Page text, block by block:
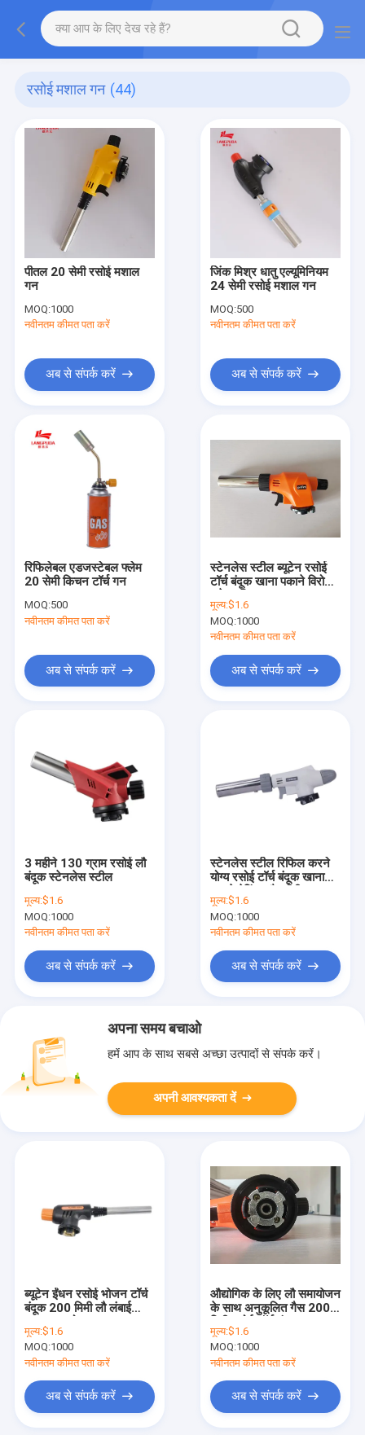
रसोई मशाल गन (44)
पीतल 20 सेमी रसोई मशाल
गन
MOQ:1000
नवीनतम कीमत पता करें
अब से संपर्क करें
जिंक मिश्र धातु एल्यूमिनियम
24 सेमी रसोई मशाल गन
MOQ:500
नवीनतम कीमत पता करें
अब से संपर्क करें
रिफिलेबल एडजस्टेबल फ्लेम
20 सेमी किचन टॉर्च गन
MOQ:500
नवीनतम कीमत पता करें
अब से संपर्क करें
स्टेनलेस स्टील ब्यूटेन रसोई
टॉर्च बंदूक खाना पकाने विरोधी
मूल्य:$1.6
MOQ:1000
नवीनतम कीमत पता करें
अब से संपर्क करें
3 महीने 130 ग्राम रसोई लौ
बंदूक स्टेनलेस स्टील
मूल्य:$1.6
MOQ:1000
नवीनतम कीमत पता करें
अब से संपर्क करें
स्टेनलेस स्टील रिफिल करने
योग्य रसोई टॉर्च बंदूक खाना
मूल्य:$1.6
MOQ:1000
नवीनतम कीमत पता करें
अब से संपर्क करें
अपना समय बचाओ
हमें आप के साथ सबसे अच्छा उत्पादों से संपर्क करें।
अपनी आवश्यकता दें
ब्यूटेन ईंधन रसोई भोजन टॉर्च
बंदूक 200 मिमी लौ लंबाई
मूल्य:$1.6
MOQ:1000
नवीनतम कीमत पता करें
अब से संपर्क करें
औद्योगिक के लिए लौ समायोजन
के साथ अनुकूलित गैस 200
मूल्य:$1.6
MOQ:1000
नवीनतम कीमत पता करें
अब से संपर्क करें